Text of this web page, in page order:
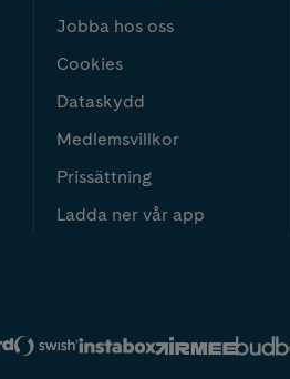
Jobba hos oss
Cookies
Dataskydd
Medlemsvillkor
Prissättning
Ladda ner vår app